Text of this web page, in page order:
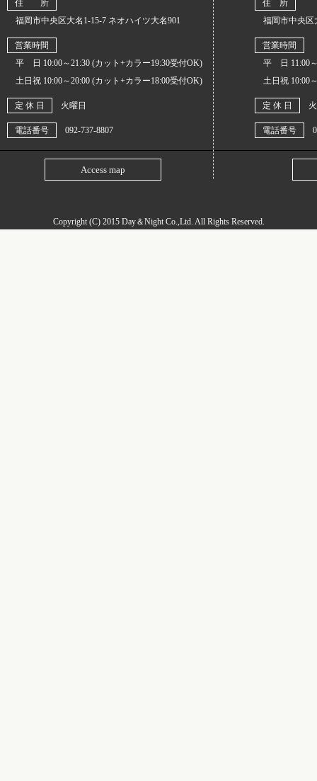
住 所
福岡市中央区大名1-15-7 ネオハイツ大名901
営業時間
平 日 10:00～21:30 (カット+カラー19:30受付OK)
土日祝 10:00～20:00 (カット+カラー18:00受付OK)
定 休 日 火曜日
電話番号 092-737-8807
Access map
住 所
福岡市中央区
営業時間
平 日 11:00～
土日祝 10:00
定 休 日 火
電話番号
Copyright (C) 2015 Day＆Night Co.,Ltd. All Rights Reserved.